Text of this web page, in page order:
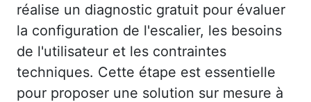
réalise un diagnostic gratuit pour évaluer
la configuration de l'escalier, les besoins
de l'utilisateur et les contraintes
techniques. Cette étape est essentielle
pour proposer une solution sur mesure à